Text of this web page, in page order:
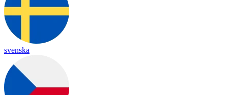
svenska